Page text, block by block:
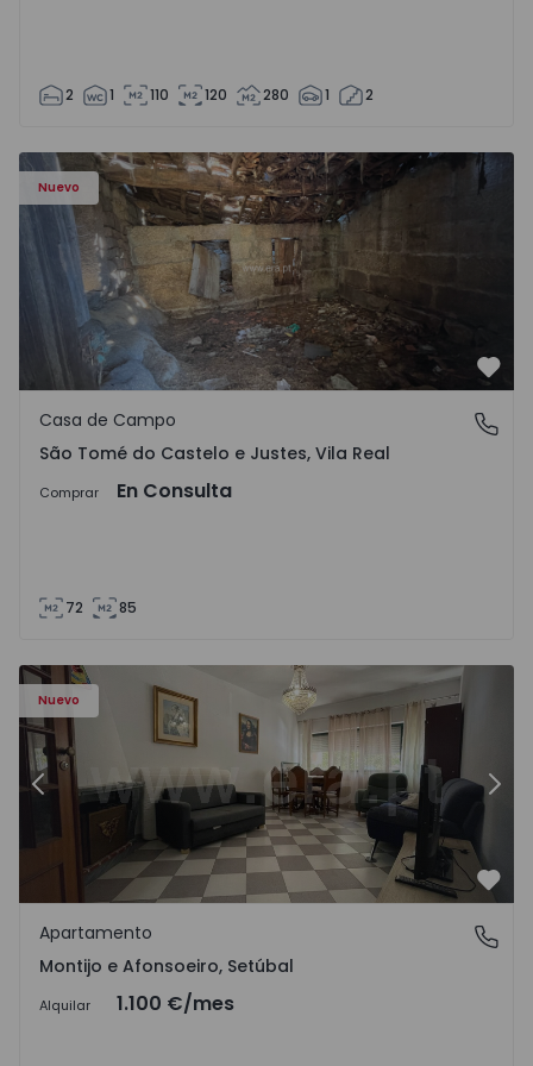
2 1 110 120 280 1 2
Nuevo
Casa Vila Real, São Tomé do Castelo e Justes - 1575189 - 1
São Tomé do Castelo e Justes, Vila Real
Casa de Campo
São Tomé do Castelo e Justes, Vila Real
Comprar En Consulta
72 85
Nuevo
- 1
Apartamento T2 Montijo, Montijo e Afonsoeiro -
Anterior
Montijo e Afonsoeiro, Setúbal
Apartamento
Montijo e Afonsoeiro, Setúbal
Alquilar 1.100 €/mes